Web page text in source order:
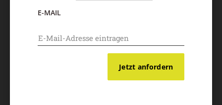
E-MAIL
Jetzt anfordern